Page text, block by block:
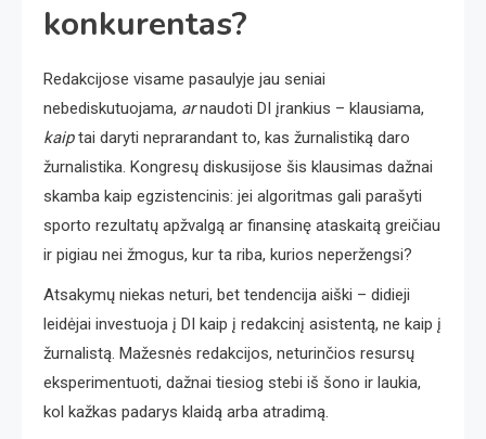
konkurentas?
Redakcijose visame pasaulyje jau seniai
nebediskutuojama, arnaudoti DI įrankius – klausiama,
kaiptai daryti neprarandant to, kas žurnalistiką daro
žurnalistika. Kongresų diskusijose šis klausimas dažnai
skamba kaip egzistencinis: jei algoritmas gali parašyti
sporto rezultatų apžvalgą ar finansinę ataskaitą greičiau
ir pigiau nei žmogus, kur ta riba, kurios neperžengsi?
Atsakymų niekas neturi, bet tendencija aiški – didieji
leidėjai investuoja į DI kaip į redakcinį asistentą, ne kaip į
žurnalistą. Mažesnės redakcijos, neturinčios resursų
eksperimentuoti, dažnai tiesiog stebi iš šono ir laukia,
kol kažkas padarys klaidą arba atradimą.